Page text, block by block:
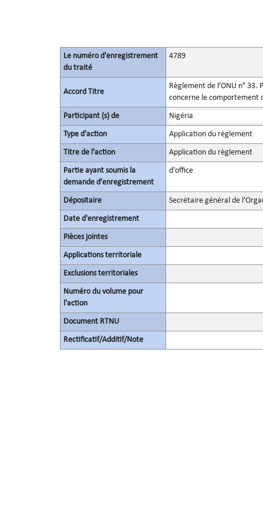
Le numéro d'enregistrement
du traité
4789
Accord Titre
Règlement de l’ONU n°
concerne le comportement
Participant (s) de Nigéria
Type d'action Application du règlement
Titre de l'action Application du règlement
Partie ayant soumis la
demande d’enregistrement
d'office
Dépositaire Secrétaire général de
Date d'enregistrement
Pièces jointes
Applications territoriale
Exclusions territoriales
Numéro du volume pour
l'action
Document RTNU
Rectificatif/Additif/Note